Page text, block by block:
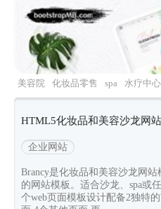
美容院 化妆品零售 spa 水疗中心
HTML5化妆品和美容沙龙网
企业网站
Brancy是化妆品和美容沙龙网
的网站模板。适合沙龙、spa或
个web页面模板设计配备2独特